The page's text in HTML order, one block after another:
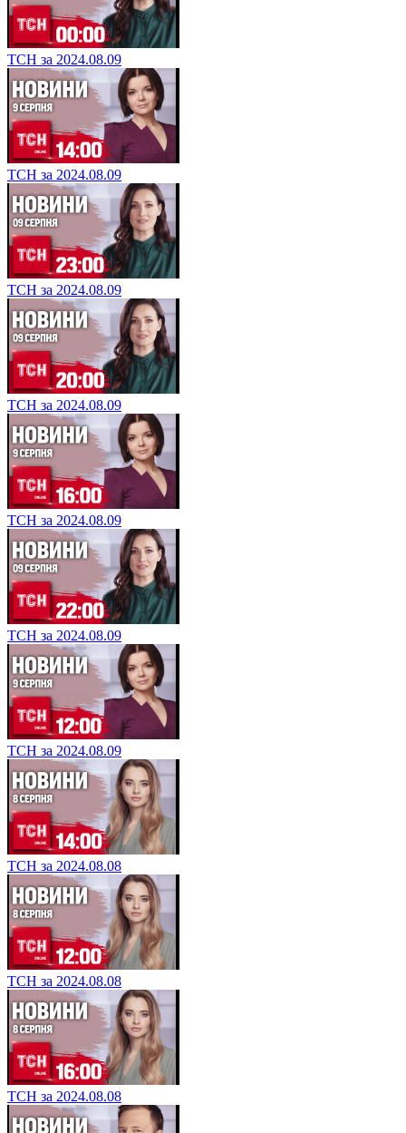
ТСН за 2024.08.09
ТСН за 2024.08.09
ТСН за 2024.08.09
ТСН за 2024.08.09
ТСН за 2024.08.09
ТСН за 2024.08.09
ТСН за 2024.08.09
ТСН за 2024.08.08
ТСН за 2024.08.08
ТСН за 2024.08.08